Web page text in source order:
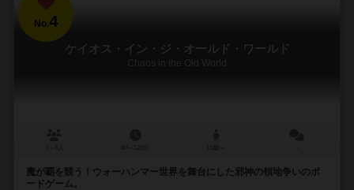
No.4
ケイオス・イン・ジ・オールド・ワールド
Chaos in the Old World
魔が覇を競う！ウォーハンマー世界を舞台にした邪神の領地争いのボ
ードゲーム。